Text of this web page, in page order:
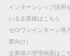
インターンシップ採用
いる企業様はこちら
ゼロワンインターン導
業向け）
企業様の管理画面はこ